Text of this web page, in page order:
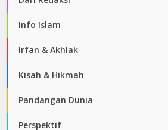
Info Islam
Irfan & Akhlak
Kisah & Hikmah
Pandangan Dunia
Perspektif